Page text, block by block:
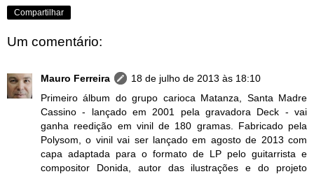
Compartilhar
Um comentário:
Mauro Ferreira
18 de julho de 2013 às 18:10
Primeiro álbum do grupo carioca Matanza, Santa Madre
Cassino - lançado em 2001 pela gravadora Deck - vai
ganha reedição em vinil de 180 gramas. Fabricado pela
Polysom, o vinil vai ser lançado em agosto de 2013 com
capa adaptada para o formato de LP pelo guitarrista e
compositor Donida, autor das ilustrações e do projeto